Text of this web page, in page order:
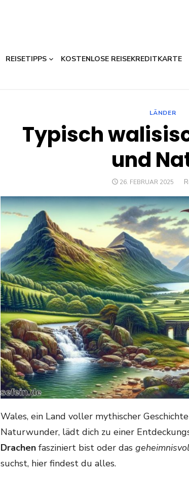
REISETIPPS KOSTENLOSE REISEKREDITKARTE
LÄNDER
Typisch
und
POSTED
26. FEBRUAR 2025
Wales, ein Land voller mythischer
Naturwunder, lädt dich zu einer
Drachen fasziniert bist oder das
suchst, hier findest du alles.